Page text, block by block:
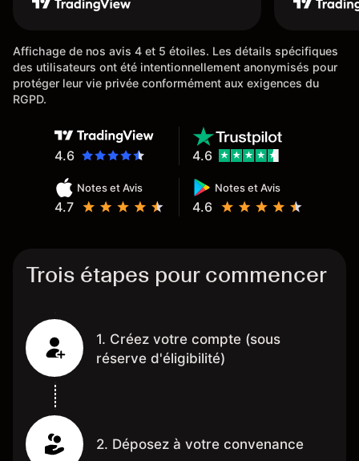
Affichage de nos avis 4 et 5 étoiles. Les détails spécifiques
des utilisateurs ont été intentionnellement anonymisés pour
protéger leur vie privée conformément aux exigences du
RGPD.
4.6
Notes et Avis
4.7
Notes et Avis
4.6
4.6
Trois étapes pour commencer
1. Créez votre compte (sous
réserve d'éligibilité)
2. Déposez à votre convenance